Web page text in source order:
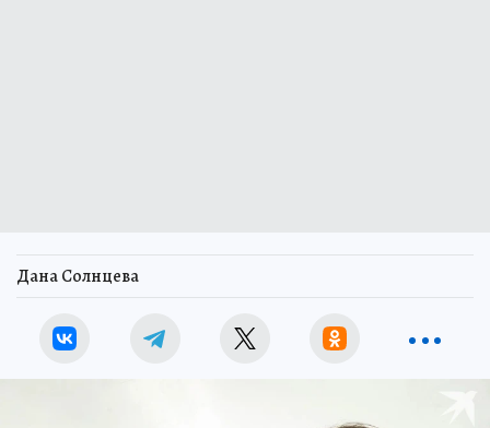
Дана Солнцева